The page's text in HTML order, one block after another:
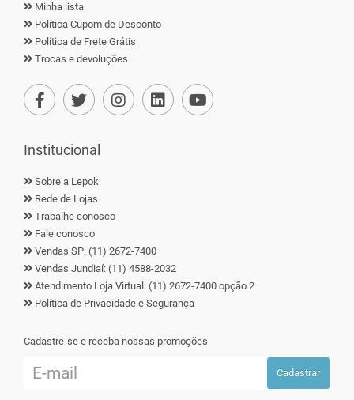
Minha lista
Política Cupom de Desconto
Política de Frete Grátis
Trocas e devoluções
Institucional
Sobre a Lepok
Rede de Lojas
Trabalhe conosco
Fale conosco
Vendas SP: (11) 2672-7400
Vendas Jundiaí: (11) 4588-2032
Atendimento Loja Virtual: (11) 2672-7400 opção 2
Política de Privacidade e Segurança
Cadastre-se e receba nossas promoções
Cadastrar